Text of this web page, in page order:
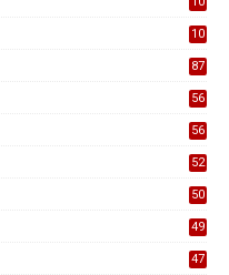
10
87
56
56
52
50
49
47